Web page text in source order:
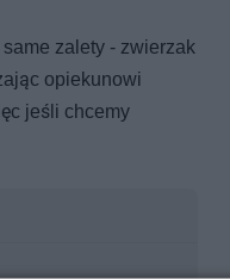
zalety - zwierzak
opiekunowi
jeśli chcemy